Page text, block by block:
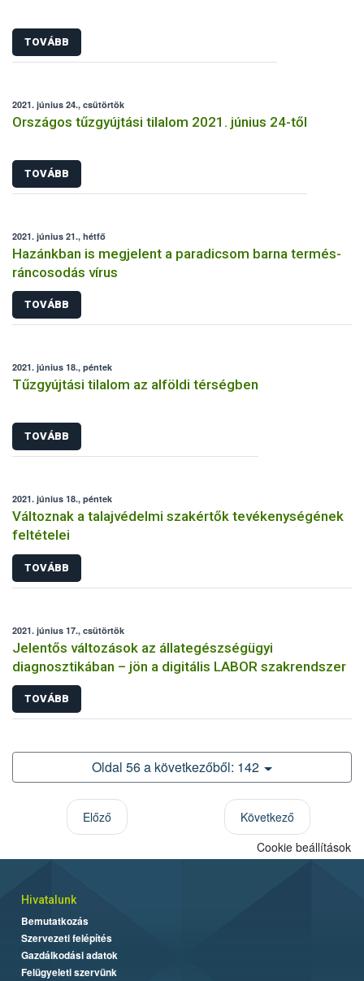
TOVÁBB
2021. június 24., csütörtök
Országos tűzgyújtási tilalom 2021. június 24-től
TOVÁBB
2021. június 21., hétfő
Hazánkban is megjelent a paradicsom barna termés-
ráncosodás vírus
TOVÁBB
2021. június 18., péntek
Tűzgyújtási tilalom az alföldi térségben
TOVÁBB
2021. június 18., péntek
Változnak a talajvédelmi szakértők tevékenységének
feltételei
TOVÁBB
2021. június 17., csütörtök
Jelentős változások az állategészségügyi
diagnosztikában – jön a digitális LABOR szakrendszer
TOVÁBB
Oldal 56 a következőből: 142
Előző
Következő
Cookie beállítások
Hivatalunk
Bemutatkozás
Szervezeti felépítés
Gazdálkodási adatok
Felügyeleti szervünk